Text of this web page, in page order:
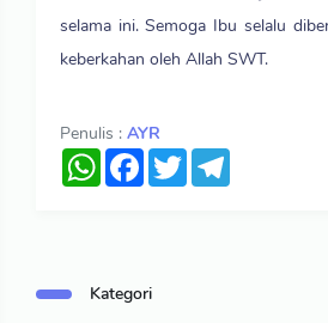
selama ini. Semoga Ibu selalu
keberkahan oleh Allah SWT.
Penulis : AYR
WhatsAppFacebook
Twitter
Kategori